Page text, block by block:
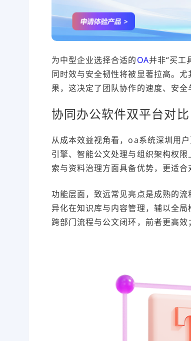
为中型企业选择合适的OA并非“买工
同时效与安全韧性将被显著拉高。
果，这决定了团队协作的速度、安全
协同办公软件双平台对
从成本效益视角看，oa系统深圳用
引擎、智能公文处理与组织架构权
索与资料治理方面具备优势，更适合
功能层面，致远常见亮点是成熟的
异化在知识库与内容管理，辅以全
跨部门流程与公文闭环，前者更高